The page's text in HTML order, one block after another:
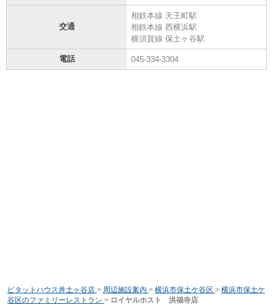
交通
相鉄本線 天王町駅
相鉄本線 西横浜駅
横須賀線 保土ヶ谷駅
電話 045-334-3304
ピタットハウス井土ヶ谷店 > 周辺施設案内 > 横浜市保土ケ谷区 > 横浜市保土ケ
谷区のファミリーレストラン > ロイヤルホスト 洪福寺店